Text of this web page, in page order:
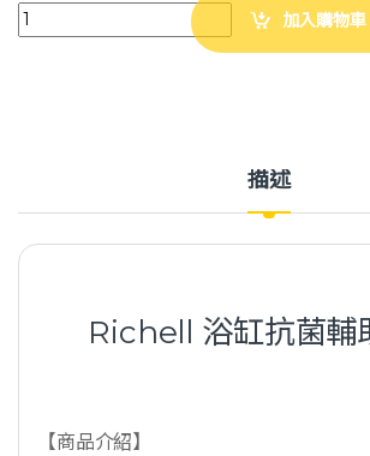
Richell 浴缸抗菌輔助扶手 抗菌扶手 浴缸扶手
加入購物車
描述
Richell 浴缸抗菌輔
【商品介紹】